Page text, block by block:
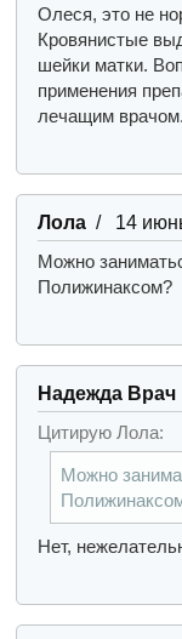
Олеся, это не
Кровянистые
шейки матки.
применения
лечащим врачом.
Лола/ 14
Можно
Полижинаксом?
Надежда
Цитирую Лола:
Можно
Нет,